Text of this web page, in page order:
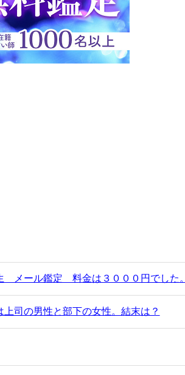
メール鑑定 料金は３０００円でした。
司の男性と部下の女性。結末は？